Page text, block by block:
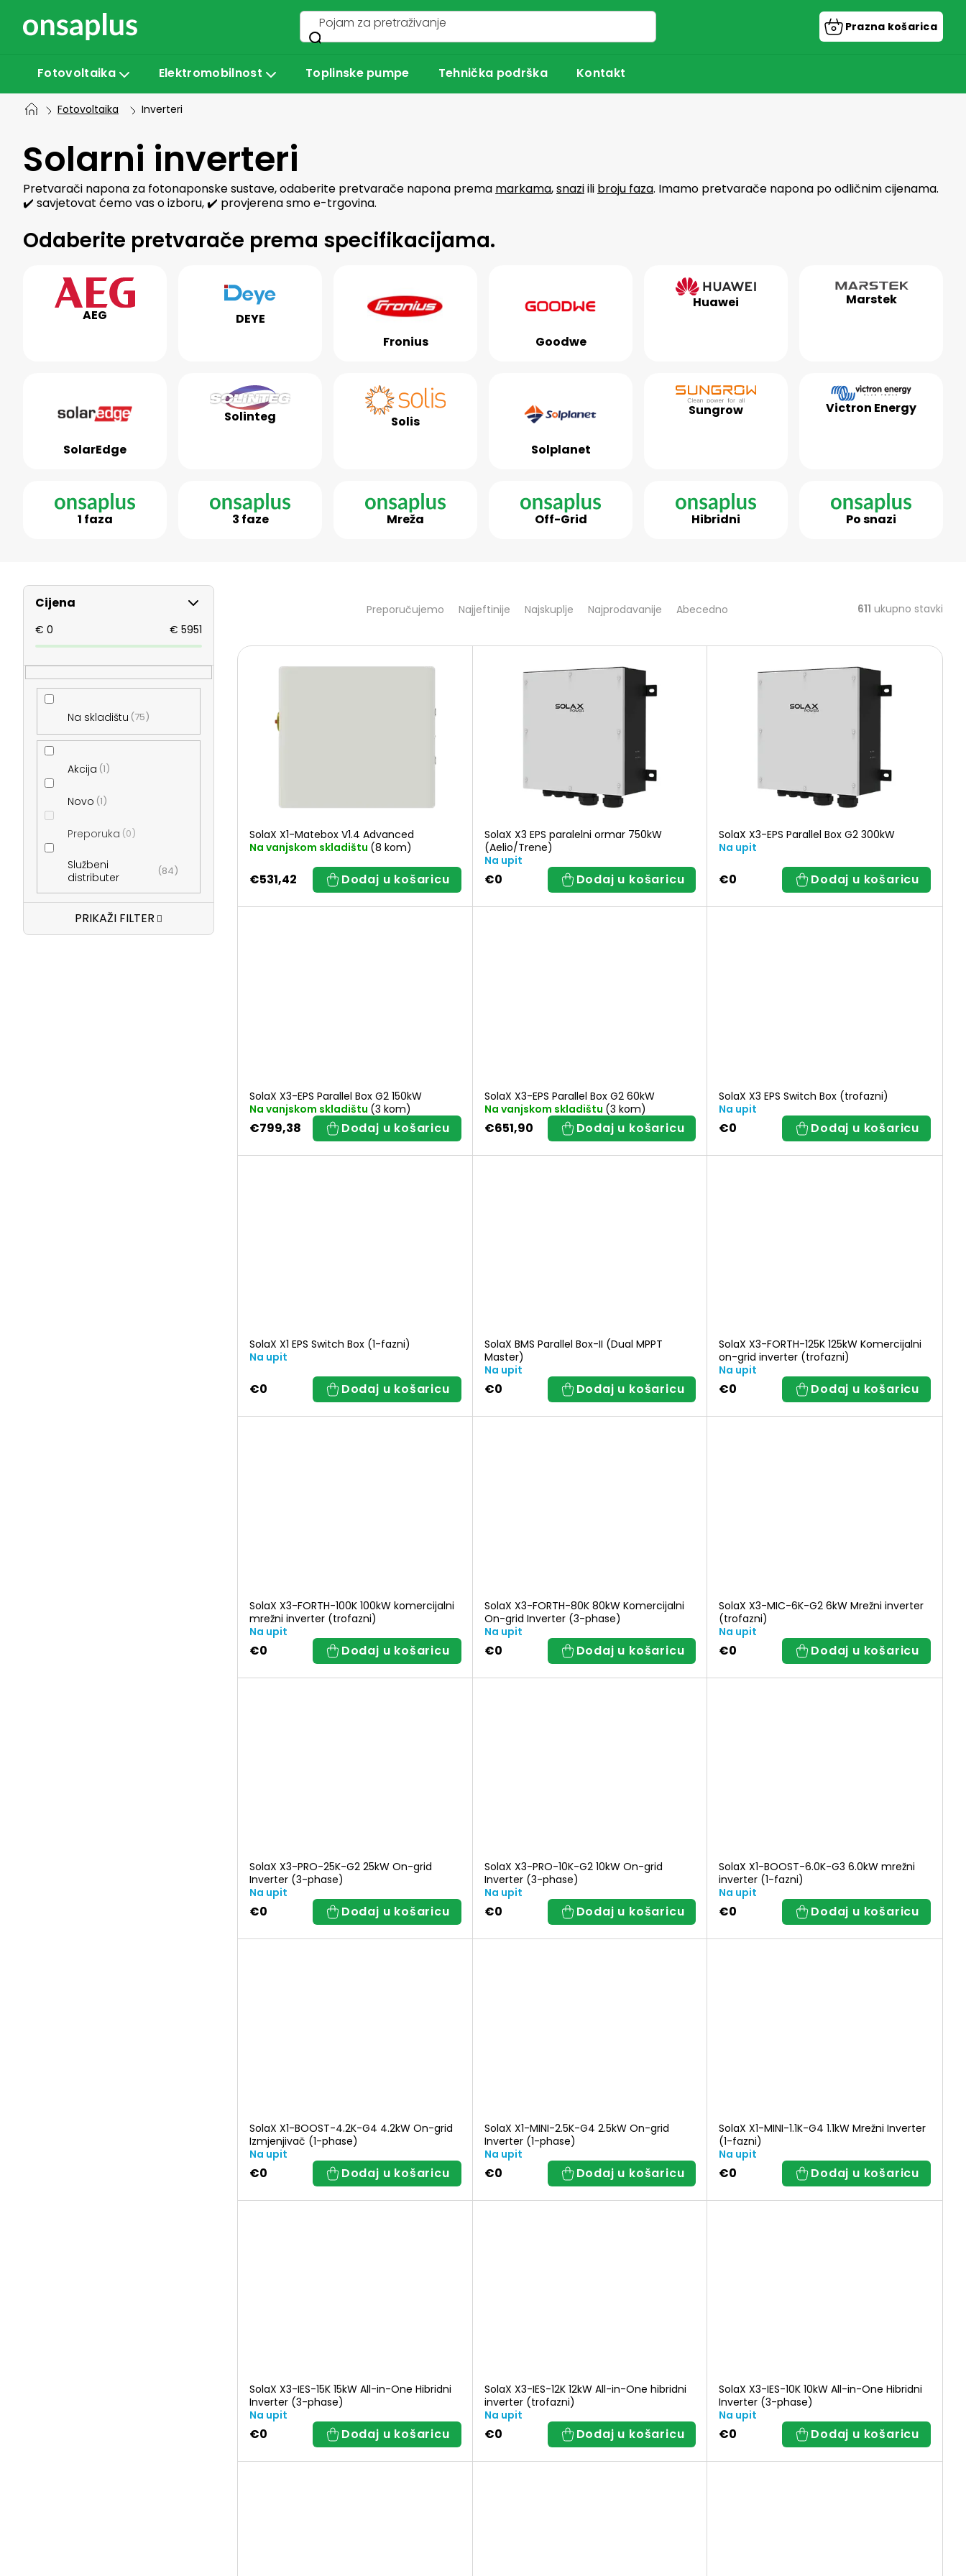
sadržaj
Košarica
Prazna košarica
Fotovoltaika Elektromobilnost Toplinske pumpe Tehnička podrška Kontakt
Fotovoltaika Inverteri
Solarni inverteri
Pretvarači napona za fotonaponske sustave, odaberite pretvarače napona prema markama,snaziili broju faza. Imamo pretvarače napona po odličnim cijenama.
✔️ savjetovat ćemo vas o izboru, ✔️ provjerena smo e-trgovina.
Odaberite pretvarače prema specifikacijama.
AEG
DEYE
Fronius
Goodwe
Huawei Marstek
SolarEdge
Solinteg
Solis
Solplanet
Sungrow Victron Energy
1 faza 3 faze Mreža Off-Grid Hibridni Po snazi
B
o
č
a
k
a
Cijena
€ 0 € 5951
Na skladištu 75
Akcija 1
Novo 1
Preporuka 0
Službeni
distributer
84
PRIKAŽI FILTER
S
o
r
a
n
j
i
z
v
Preporučujemo Najjeftinije Najskuplje Najprodavanije Abecedno 611 ukupno stavki
P
p
d
a
SolaX X1-Matebox V1.4 Advanced
Na vanjskom skladištu (8 kom)
€531,42 Dodaj u košaricu
SolaX X3 EPS paralelni ormar 750kW
(Aelio/Trene)
Na upit
€0 Dodaj u košaricu
SolaX X3-EPS Parallel Box G2 300kW
Na upit
€0 Dodaj u košaricu
SolaX X3-EPS Parallel Box G2 150kW
Na vanjskom skladištu (3 kom)
€799,38 Dodaj u košaricu
SolaX X3-EPS Parallel Box G2 60kW
Na vanjskom skladištu (3 kom)
€651,90 Dodaj u košaricu
SolaX X3 EPS Switch Box (trofazni)
Na upit
€0 Dodaj u košaricu
SolaX X1 EPS Switch Box (1-fazni)
Na upit
€0 Dodaj u košaricu
SolaX BMS Parallel Box-II (Dual MPPT
Master)
Na upit
€0 Dodaj u košaricu
SolaX X3-FORTH-125K 125kW Komercijalni
on-grid inverter (trofazni)
Na upit
€0 Dodaj u košaricu
SolaX X3-FORTH-100K 100kW komercijalni
mrežni inverter (trofazni)
Na upit
€0 Dodaj u košaricu
SolaX X3-FORTH-80K 80kW Komercijalni
On-grid Inverter (3-phase)
Na upit
€0 Dodaj u košaricu
SolaX X3-MIC-6K-G2 6kW Mrežni inverter
(trofazni)
Na upit
€0 Dodaj u košaricu
SolaX X3-PRO-25K-G2 25kW On-grid
Inverter (3-phase)
Na upit
€0 Dodaj u košaricu
SolaX X3-PRO-10K-G2 10kW On-grid
Inverter (3-phase)
Na upit
€0 Dodaj u košaricu
SolaX X1-BOOST-6.0K-G3 6.0kW mrežni
inverter (1-fazni)
Na upit
€0 Dodaj u košaricu
SolaX X1-BOOST-4.2K-G4 4.2kW On-grid
Izmjenjivač (1-phase)
Na upit
€0 Dodaj u košaricu
SolaX X1-MINI-2.5K-G4 2.5kW On-grid
Inverter (1-phase)
Na upit
€0 Dodaj u košaricu
SolaX X1-MINI-1.1K-G4 1.1kW Mrežni Inverter
(1-fazni)
Na upit
€0 Dodaj u košaricu
SolaX X3-IES-15K 15kW All-in-One Hibridni
Inverter (3-phase)
Na upit
€0 Dodaj u košaricu
SolaX X3-IES-12K 12kW All-in-One hibridni
inverter (trofazni)
Na upit
€0 Dodaj u košaricu
SolaX X3-IES-10K 10kW All-in-One Hibridni
Inverter (3-phase)
Na upit
€0 Dodaj u košaricu